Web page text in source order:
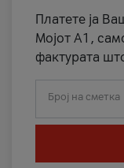
Платете ја
Мојот А1,
фактурата
Број на сметка